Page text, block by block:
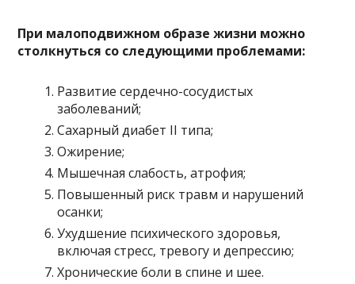
При малоподвижном образе жизни можно
столкнуться со следующими проблемами:
Развитие сердечно-сосудистых
заболеваний;
Сахарный диабет II типа;
Ожирение;
Мышечная слабость, атрофия;
Повышенный риск травм и нарушений
осанки;
Ухудшение психического здоровья,
включая стресс, тревогу и депрессию;
Хронические боли в спине и шее.